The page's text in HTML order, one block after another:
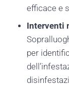
efficace e
Interventi
per